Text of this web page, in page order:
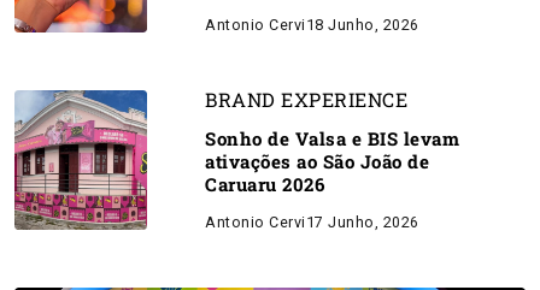
Antonio Cervi 18 Junho, 2026
BRAND EXPERIENCE
Sonho de Valsa e BIS levam
ativações ao São João de
Caruaru 2026
Antonio Cervi 17 Junho, 2026